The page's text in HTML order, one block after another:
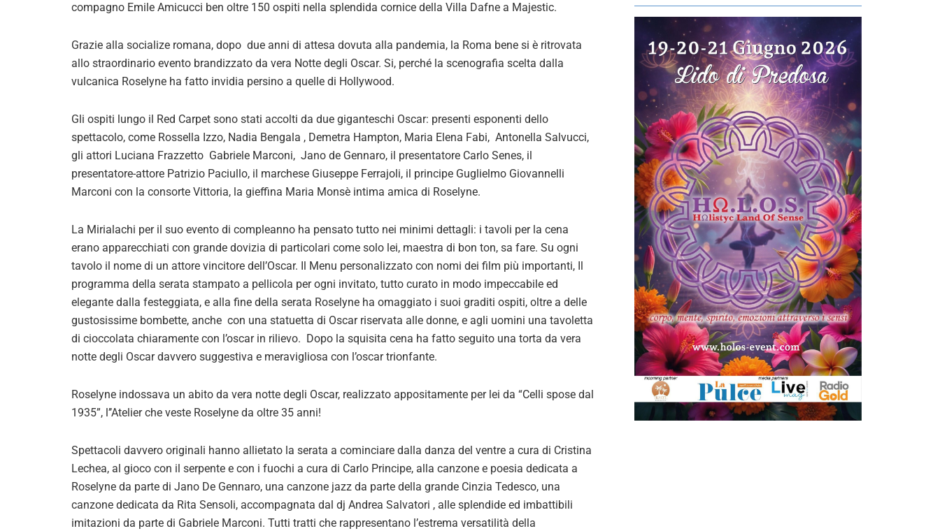
compagno Emile Amicucci ben oltre 150 ospiti nella splendida cornice della Villa Dafne a Majestic.
Grazie alla socialize romana, dopo due anni di attesa dovuta alla pandemia, la Roma bene si è ritrovata
allo straordinario evento brandizzato da vera Notte degli Oscar. Si, perché la scenografia scelta dalla
vulcanica Roselyne ha fatto invidia persino a quelle di Hollywood.
Gli ospiti lungo il Red Carpet sono stati accolti da due giganteschi Oscar: presenti esponenti dello
spettacolo, come Rossella Izzo, Nadia Bengala , Demetra Hampton, Maria Elena Fabi, Antonella Salvucci,
gli attori Luciana Frazzetto Gabriele Marconi, Jano de Gennaro, il presentatore Carlo Senes, il
presentatore-attore Patrizio Paciullo, il marchese Giuseppe Ferrajoli, il principe Guglielmo Giovannelli
Marconi con la consorte Vittoria, la gieffina Maria Monsè intima amica di Roselyne.
La Mirialachi per il suo evento di compleanno ha pensato tutto nei minimi dettagli: i tavoli per la cena
erano apparecchiati con grande dovizia di particolari come solo lei, maestra di bon ton, sa fare. Su ogni
tavolo il nome di un attore vincitore dell’Oscar. Il Menu personalizzato con nomi dei film più importanti, Il
programma della serata stampato a pellicola per ogni invitato, tutto curato in modo impeccabile ed
elegante dalla festeggiata, e alla fine della serata Roselyne ha omaggiato i suoi graditi ospiti, oltre a delle
gustosissime bombette, anche con una statuetta di Oscar riservata alle donne, e agli uomini una tavoletta
di cioccolata chiaramente con l’oscar in rilievo. Dopo la squisita cena ha fatto seguito una torta da vera
notte degli Oscar davvero suggestiva e meravigliosa con l’oscar trionfante.
Roselyne indossava un abito da vera notte degli Oscar, realizzato appositamente per lei da “Celli spose dal
1935”, l’’Atelier che veste Roselyne da oltre 35 anni!
Spettacoli davvero originali hanno allietato la serata a cominciare dalla danza del ventre a cura di Cristina
Lechea, al gioco con il serpente e con i fuochi a cura di Carlo Principe, alla canzone e poesia dedicata a
Roselyne da parte di Jano De Gennaro, una canzone jazz da parte della grande Cinzia Tedesco, una
canzone dedicata da Rita Sensoli, accompagnata dal dj Andrea Salvatori , alle splendide ed imbattibili
imitazioni da parte di Gabriele Marconi. Tutti tratti che rappresentano l’estrema versatilità della